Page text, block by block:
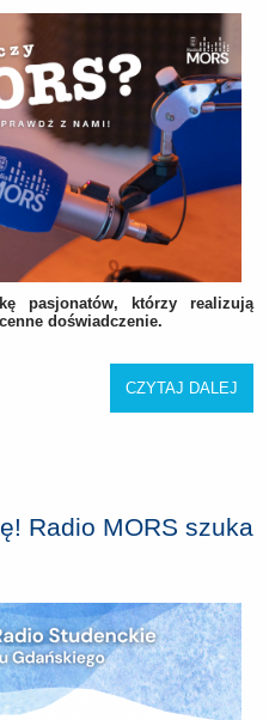
pasjonatów, którzy realizują
doświadczenie.
CZYTAJ DALEJ
Radio MORS szuka